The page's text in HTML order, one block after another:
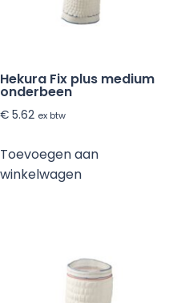
Hekura Fix plus medium
onderbeen
€ 5.62 ex btw
Toevoegen aan
winkelwagen